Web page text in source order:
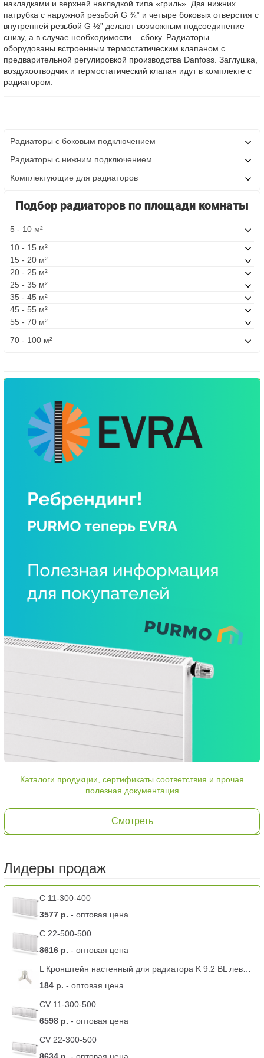
накладками и верхней накладкой типа «гриль». Два нижних
патрубка с наружной резьбой G ¾” и четыре боковых отверстия с
внутренней резьбой G ½” делают возможным подсоединение
снизу, а в случае необходимости – сбоку. Радиаторы
оборудованы встроенным термостатическим клапаном с
предварительной регулировкой производства Danfoss. Заглушка,
воздухоотводчик и термостатический клапан идут в комплекте с
радиатором.
Радиаторы с боковым подключением
Радиаторы с нижним подключением
Комплектующие для радиаторов
Подбор радиаторов по площади комнаты
5 - 10 м²
10 - 15 м²
15 - 20 м²
20 - 25 м²
25 - 35 м²
35 - 45 м²
45 - 55 м²
55 - 70 м²
70 - 100 м²
Каталоги продукции, сертификаты соответствия и прочая
полезная документация
Смотреть
Лидеры продаж
C 11-300-400
3577 р. - оптовая цена
C 22-500-500
8616 р. - оптовая цена
184 р. - оптовая цена
CV 11-300-500
6598 р. - оптовая цена
CV 22-300-500